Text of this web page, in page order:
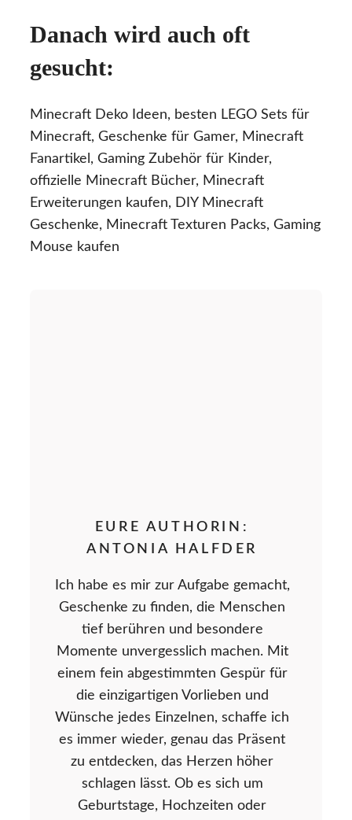
Danach wird auch oft
gesucht:
Minecraft Deko Ideen, besten LEGO Sets für
Minecraft, Geschenke für Gamer, Minecraft
Fanartikel, Gaming Zubehör für Kinder,
offizielle Minecraft Bücher, Minecraft
Erweiterungen kaufen, DIY Minecraft
Geschenke, Minecraft Texturen Packs, Gaming
Mouse kaufen
EURE AUTHORIN:
ANTONIA HALFDER
Ich habe es mir zur Aufgabe gemacht,
Geschenke zu finden, die Menschen
tief berühren und besondere
Momente unvergesslich machen. Mit
einem fein abgestimmten Gespür für
die einzigartigen Vorlieben und
Wünsche jedes Einzelnen, schaffe ich
es immer wieder, genau das Präsent
zu entdecken, das Herzen höher
schlagen lässt. Ob es sich um
Geburtstage, Hochzeiten oder